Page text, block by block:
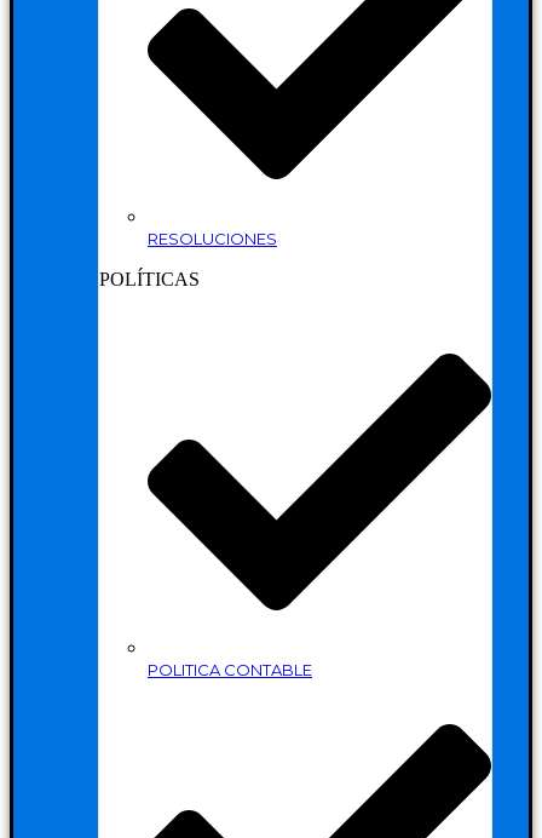
RESOLUCIONES
POLÍTICAS
POLITICA CONTABLE